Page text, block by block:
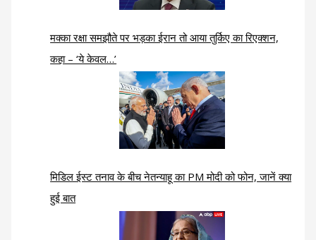
मक्का रक्षा समझौते पर भड़का ईरान तो आया तुर्किए का रिएक्शन,
कहा – ‘ये केवल…’
मिडिल ईस्ट तनाव के बीच नेतन्याहू का PM मोदी को फोन, जानें क्या
हुई बात